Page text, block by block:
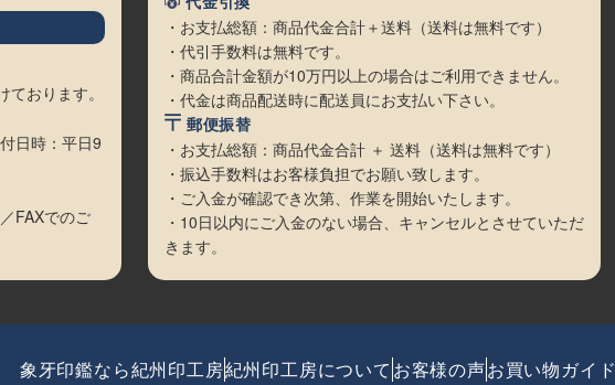
おります。
日時：平日9
FAXでのご
・お支払総額：商品代金合計＋送料（送料は無料です）
・代引手数料は無料です。
・商品合計金額が10万円以上の場合はご利用できません。
・代金は商品配送時に配送員にお支払い下さい。
郵便振替
・お支払総額：商品代金合計 ＋ 送料（送料は無料です）
・振込手数料はお客様負担でお願い致します。
・ご入金が確認でき次第、作業を開始いたします。
・10日以内にご入金のない場合、キャンセルとさせていただ
きます。
象牙印鑑なら紀州印工房紀州印工房について お客様の声お買い物ガイド